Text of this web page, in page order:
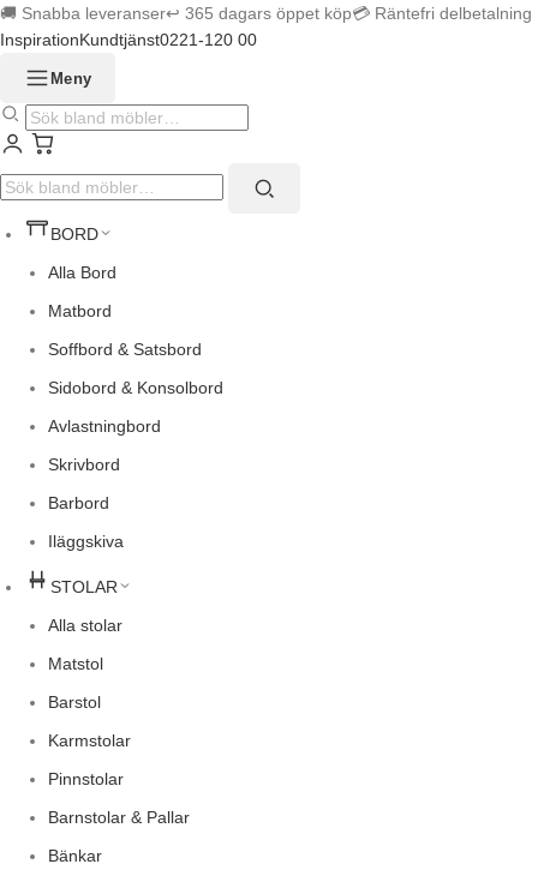
🚚 Snabba leveranser↩︎ 365 dagars öppet köp💳 Räntefri delbetalning
InspirationKundtjänst0221-120 00
Meny
BORD
Alla Bord
Matbord
Soffbord & Satsbord
Sidobord & Konsolbord
Avlastningbord
Skrivbord
Barbord
Iläggskiva
STOLAR
Alla stolar
Matstol
Barstol
Karmstolar
Pinnstolar
Barnstolar & Pallar
Bänkar